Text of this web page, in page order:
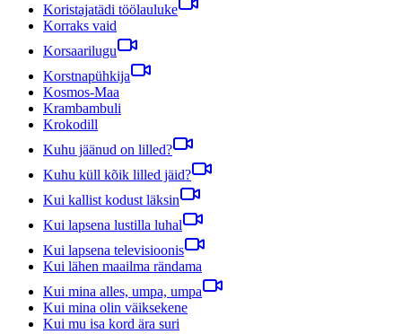
Koristajatädi töölauluke
Korraks vaid
Korsaarilugu
Korstnapühkija
Kosmos-Maa
Krambambuli
Krokodill
Kuhu jäänud on lilled?
Kuhu küll kõik lilled jäid?
Kui kallist kodust läksin
Kui lapsena lustilla luhal
Kui lapsena televisioonis
Kui lähen maailma rändama
Kui mina alles, umpa, umpa
Kui mina olin väiksekene
Kui mu isa kord ära suri